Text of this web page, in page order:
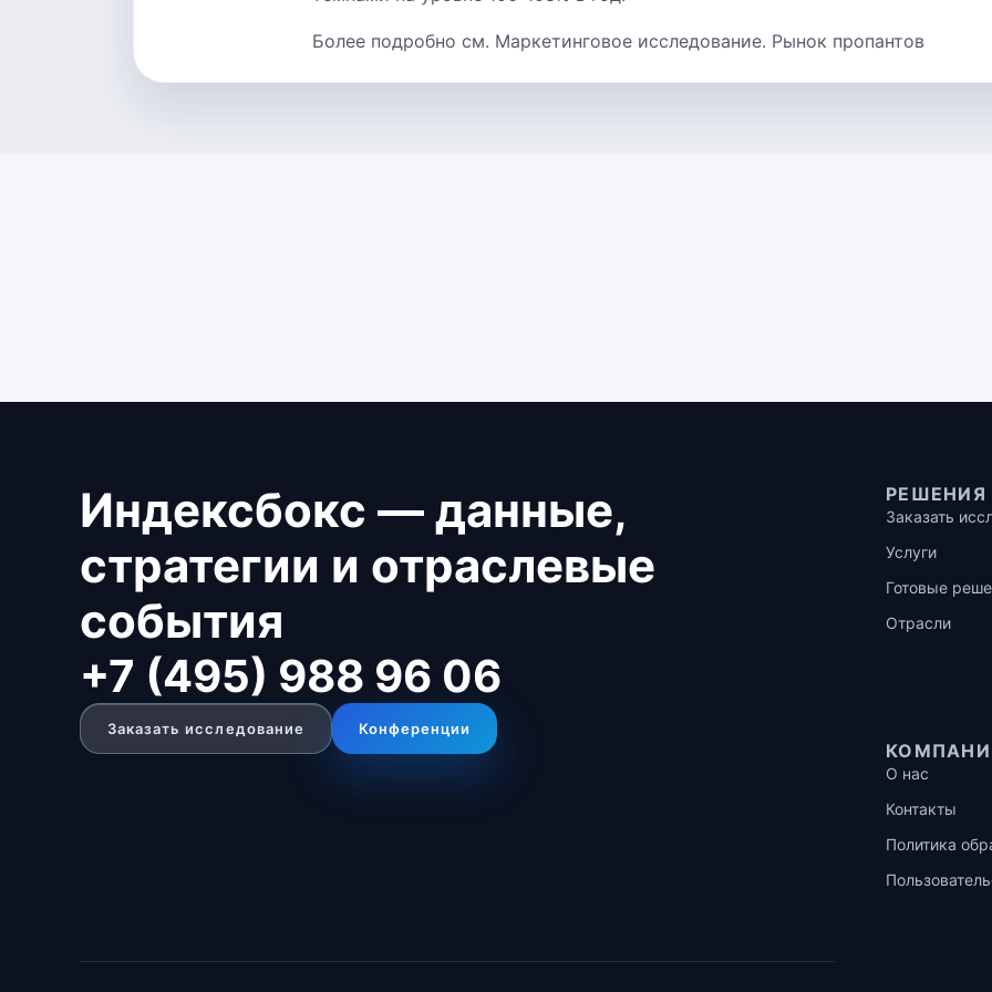
Более подробно см. Маркетинговое исследование. Рынок пропантов
Индексбокс — данные,
стратегии и отраслевые
события
+7 (495) 988 96 06
Заказать исследование Конференции
РЕШЕНИЯ
Заказать
Услуги
Готовые
Отрасли
О нас
Контакты
Политика